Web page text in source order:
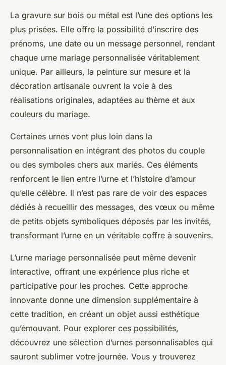
La gravure sur bois ou métal est l’une des options les
plus prisées. Elle offre la possibilité d’inscrire des
prénoms, une date ou un message personnel, rendant
chaque urne mariage personnalisée véritablement
unique. Par ailleurs, la peinture sur mesure et la
décoration artisanale ouvrent la voie à des
réalisations originales, adaptées au thème et aux
couleurs du mariage.
Certaines urnes vont plus loin dans la
personnalisation en intégrant des photos du couple
ou des symboles chers aux mariés. Ces éléments
renforcent le lien entre l’urne et l’histoire d’amour
qu’elle célèbre. Il n’est pas rare de voir des espaces
dédiés à recueillir des messages, des vœux ou même
de petits objets symboliques déposés par les invités,
transformant l’urne en un véritable coffre à souvenirs.
L’urne mariage personnalisée peut même devenir
interactive, offrant une expérience plus riche et
participative pour les proches. Cette approche
innovante donne une dimension supplémentaire à
cette tradition, en créant un objet aussi esthétique
qu’émouvant. Pour explorer ces possibilités,
découvrez une sélection d’urnes personnalisables qui
sauront sublimer votre journée. Vous y trouverez